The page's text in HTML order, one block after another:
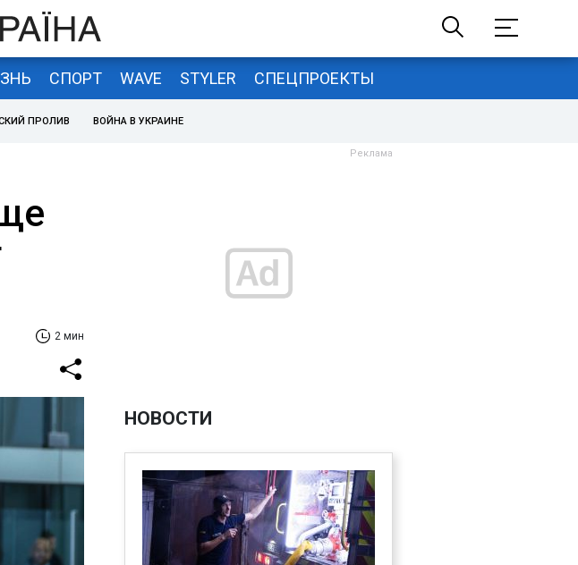
СПОРТ WAVE STYLER СПЕЦПРОЕКТЫ
ПРОЛИВ ВОЙНА В УКРАИНЕ
2 мин
НОВОСТИ